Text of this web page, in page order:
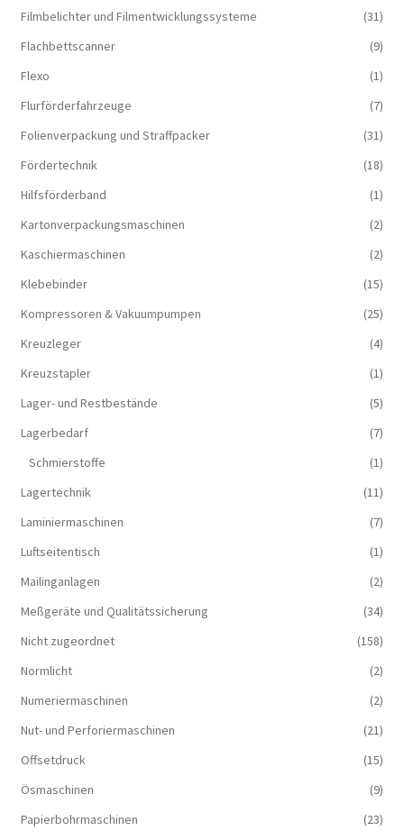
Filmbelichter und Filmentwicklungssysteme
(31)
Flachbettscanner
(9)
Flexo
(1)
Flurförderfahrzeuge
(7)
Folienverpackung und Straffpacker
(31)
Fördertechnik
(18)
Hilfsförderband
(1)
Kartonverpackungsmaschinen
(2)
Kaschiermaschinen
(2)
Klebebinder
(15)
Kompressoren & Vakuum­pumpen
(25)
Kreuzleger
(4)
Kreuzstapler
(1)
Lager- und Restbestände
(5)
Lagerbedarf
(7)
Schmierstoffe
(1)
Lagertechnik
(11)
Laminiermaschinen
(7)
Luftseitentisch
(1)
Mailinganlagen
(2)
Meßgeräte und Qualitätssicherung
(34)
Nicht zugeordnet
(158)
Normlicht
(2)
Numeriermaschinen
(2)
Nut- und Perforiermaschinen
(21)
Offsetdruck
(15)
Ösmaschinen
(9)
Papierbohrmaschinen
(23)